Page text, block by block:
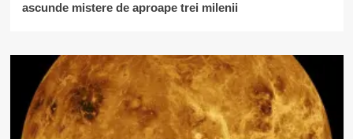
ascunde mistere de aproape trei milenii